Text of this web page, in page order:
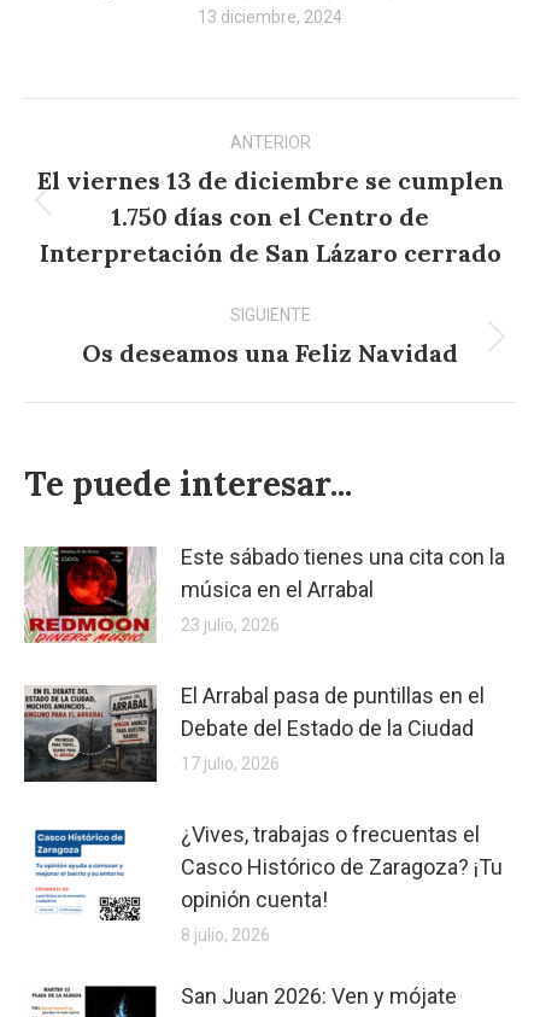
13 diciembre, 2024
Navegación
entre
publicaciones
ANTERIOR
Publicación
anterior:
El viernes 13 de diciembre se cumplen
1.750 días con el Centro de
Interpretación de San Lázaro cerrado
SIGUIENTE
Publicación
Os deseamos una Feliz Navidad
Te puede interesar...
Este sábado tienes una cita con la
música en el Arrabal
23 julio, 2026
El Arrabal pasa de puntillas en el
Debate del Estado de la Ciudad
17 julio, 2026
¿Vives, trabajas o frecuentas el
Casco Histórico de Zaragoza? ¡Tu
opinión cuenta!
8 julio, 2026
San Juan 2026: Ven y mójate